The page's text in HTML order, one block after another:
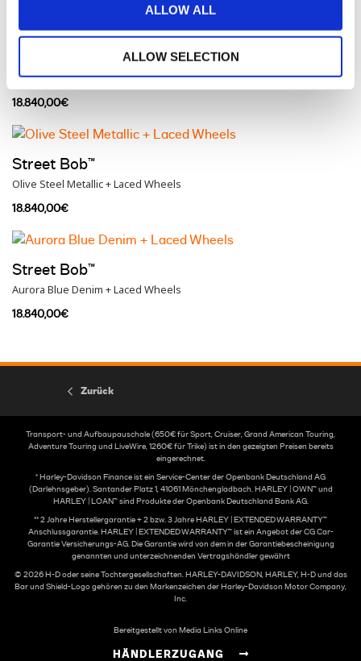
ALLOW ALL
ALLOW SELECTION
Brilliant Red + Laced Wheels
18.840,00€
Street Bob™
Olive Steel Metallic + Laced Wheels
18.840,00€
Street Bob™
Aurora Blue Denim + Laced Wheels
18.840,00€
Zurück
Transport- und Aufbaupauschale (650€ für Sport, Cruiser, Grand American Touring,
Adventure Touring und LiveWire, 1260€ für Trike) ist in den gezeigten Preisen bereits
eingerechnet.
* Harley-Davidson Finance ist ein Service-Center der Openbank Deutschland AG
(Darlehnsgeber). Santander Platz 1, 41061 Mönchengladbach. HARLEY | OWN™ und
HARLEY | LOAN™ sind Produkte der Openbank Deutschland Bank AG.
** 2 Jahre Herstellergarantie + 2 bzw. 3 Jahre HARLEY | EXTENDED WARRANTY™
Anschlussgarantie. HARLEY | EXTENDED WARRANTY™ ist ein Angebot der CG Car-
Garantie Versicherungs-AG. Die Garantie wird von dem in der Garantiebescheinigung
genannten und unterzeichnenden Vertragshändler gewährt
© 2026 H-D oder seine Tochtergesellschaften. HARLEY-DAVIDSON, HARLEY, H-D und das
Bar und Shield-Logo gehören zu den Markenzeichen der Harley-Davidson Motor Company,
Inc.
Bereitgestellt von Media Links Online
HÄNDLERZUGANG